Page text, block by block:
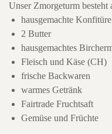
Unser Zmorgeturm besteht
hausgemachte
2 Butter
hausgemachtes
Fleisch und Käse (CH)
frische Backwaren
warmes Getränk
Fairtrade Fruchtsaft
Gemüse und Früchte